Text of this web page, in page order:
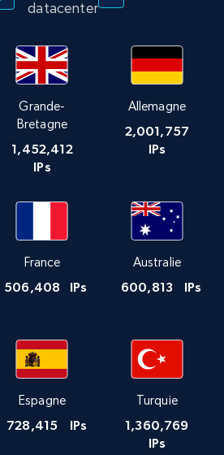
datacenter
Grande-
Bretagne
1,452,412
IPs
Allemagne
2,001,757
IPs
France
506,408 IPs
Australie
600,813 IPs
Espagne
728,415 IPs
Turquie
1,360,769
IPs